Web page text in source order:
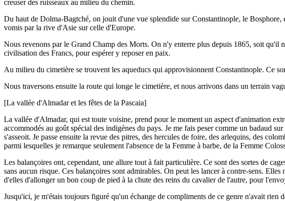
creuser des ruisseaux au milieu du chemin.
Du haut de Dolma-Bagtché, on jouit d'une vue splendide sur Constantinople, le
vomis par la rive d'Asie sur celle d'Europe.
Nous revenons par le Grand Champ des Morts. On n'y enterre plus depuis 1865, soit qu'il
civilisation des Francs, pour espérer y reposer en paix.
Au milieu du cimetière se trouvent les aqueducs qui approvisionnent Constantinople. Ce
Nous traversons ensuite la route qui longe le cimetière, et nous arrivons dans un terrain
[La vallée d'Almadar et les fêtes de la Pascaia]
La vallée d'Almadar, qui est toute voisine, prend pour le moment un aspect d'animation
accommodés au goût spécial des indigènes du pays. Je me fais peser comme un badaud
s'asseoit. Je passe ensuite la revue des pitres, des hercules de foire, des arlequins, des
parmi lesquelles je remarque seulement l'absence de la Femme à barbe, de la Femme
Les balançoires ont, cependant, une allure tout à fait particulière. Ce sont des sortes de
sans aucun risque. Ces balançoires sont admirables. On peut les lancer à contre-sens.
d'elles d'allonger un bon coup de pied à la chute des reins du cavalier de l'autre, pour
Jusqu'ici, je m'étais toujours figuré qu'un échange de compliments de ce genre n'avait